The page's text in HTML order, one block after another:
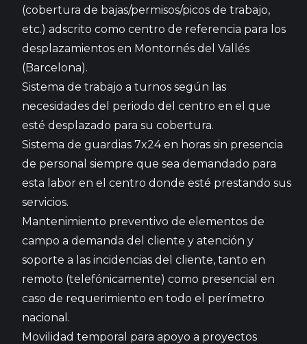
(cobertura de bajas/permisos/picos de trabajo,
etc.) adscrito como centro de referencia para los
desplazamientos en Montornés del Vallés
(Barcelona).
Sistema de trabajo a turnos según las
necesidades del periodo del centro en el que
esté desplazado para su cobertura.
Sistema de guardias 7x24 en horas sin presencia
de personal siempre que sea demandado para
esta labor en el centro donde esté prestando sus
servicios.
Mantenimiento preventivo de elementos de
campo a demanda del cliente y atención y
soporte a las incidencias del cliente, tanto en
remoto (telefónicamente) como presencial en
caso de requerimiento en todo el perímetro
nacional.
Movilidad temporal para apoyo a proyectos